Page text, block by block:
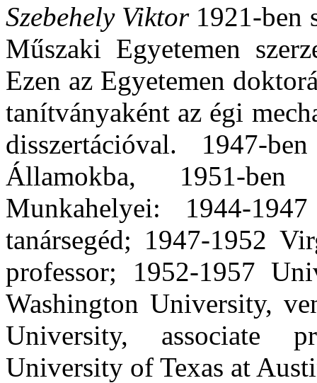
Szebehely Viktor 1921-ben
Műszaki Egyetemen
Ezen az Egyetemen
tanítványaként az égi
disszertációval. 1947-
Államokba, 1951-
Munkahelyei: 1944-
tanársegéd; 1947-1952
professor; 1952-1957
Washington University,
University, associate
University of Texas at